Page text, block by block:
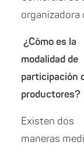
organizadora
¿Cómo es la
modalidad de
participación
productores?
Existen dos
maneras